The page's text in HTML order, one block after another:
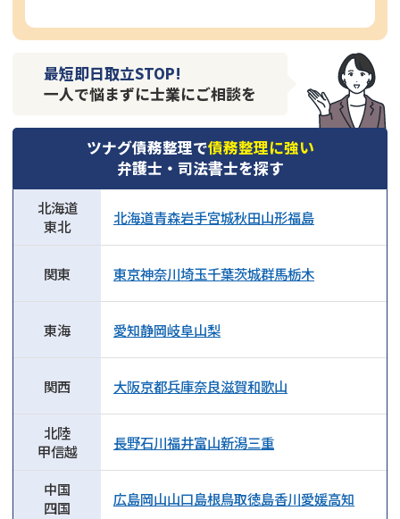
最短即日取立STOP!
一人で悩まずに士業にご相談を
ツナグ債務整理で債務整理に強い
弁護士・司法書士を探す
北海道
東北
北海道青森岩手宮城秋田山形福島
関東 東京神奈川埼玉千葉茨城群馬栃木
東海 愛知静岡岐阜山梨
関西 大阪京都兵庫奈良滋賀和歌山
北陸
甲信越
長野石川福井富山新潟三重
中国
四国
広島岡山山口島根鳥取徳島香川愛媛高知